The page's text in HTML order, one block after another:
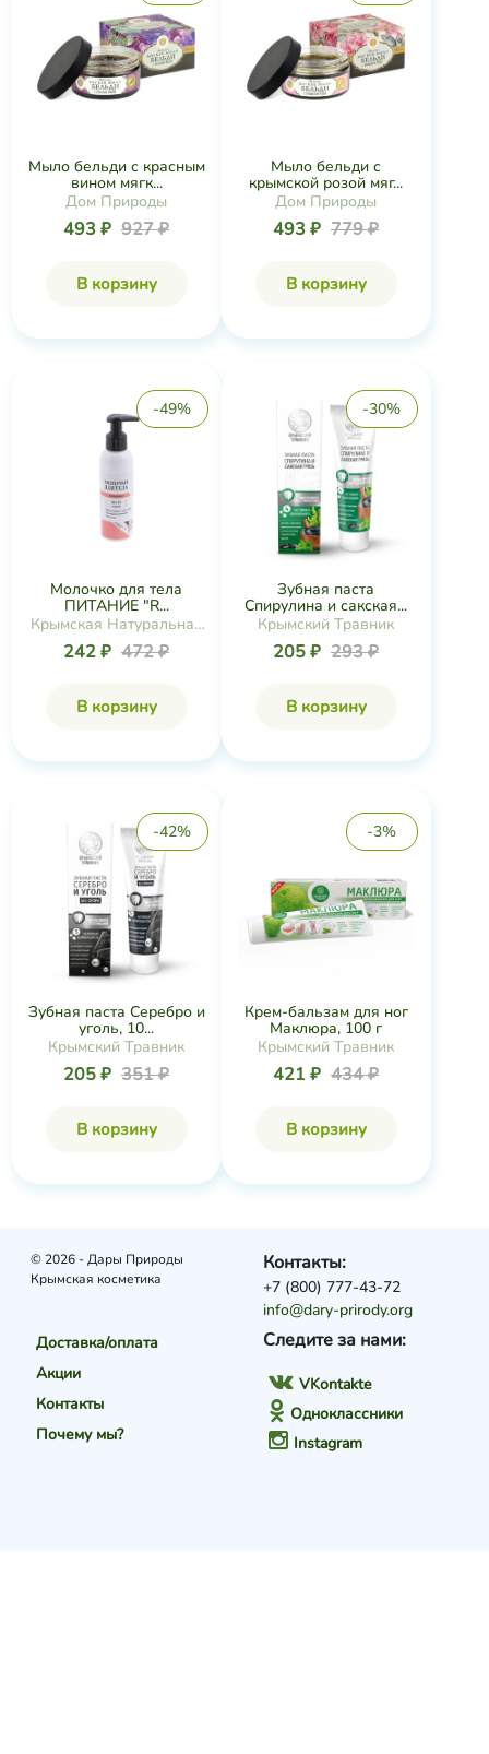
Мыло бельди с красным
вином мягк...
Дом Природы
493 ₽ 927 ₽
В корзину
Мыло бельди с
крымской розой мяг...
Дом Природы
493 ₽ 779 ₽
В корзину
-49%
Молочко для тела
ПИТАНИЕ "R...
Крымская Натуральная
Коллекция
242 ₽ 472 ₽
В корзину
-30%
Зубная паста
Спирулина и сакская...
Крымский Травник
205 ₽ 293 ₽
В корзину
-42%
Зубная паста Серебро и
уголь, 10...
Крымский Травник
205 ₽ 351 ₽
В корзину
-3%
Крем-бальзам для ног
Маклюра, 100 г
Крымский Травник
421 ₽ 434 ₽
В корзину
© 2026 - Дары Природы
Крымская косметика
Доставка/оплата
Акции
Контакты
Почему мы?
Следите за нами:
VKontakte
Одноклассники
Instagram
Контакты:
+7 (800) 777-43-72
info@dary-prirody.org